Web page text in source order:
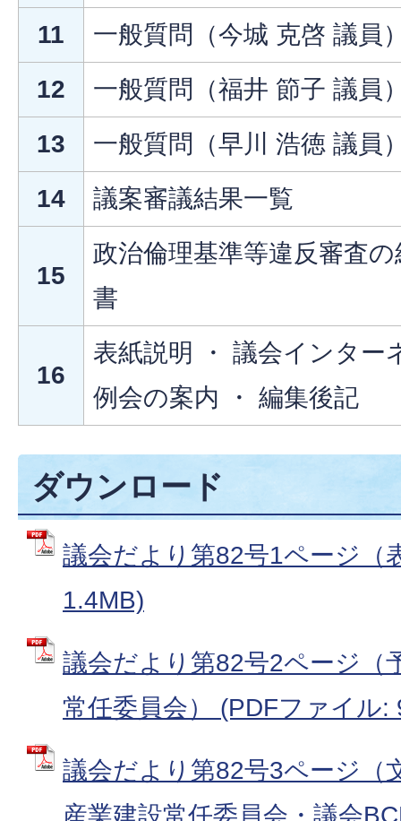
11
一般質問（今城 克啓 議員
12
一般質問（福井 節子 議員
13
一般質問（早川 浩徳 議員
14
議案審議結果一覧
15
政治倫理基準等違反審査
書
16
表紙説明 ・ 議会インター
例会の案内 ・ 編集後記
ダウンロード
議会だより第82号1ページ（
1.4MB)
議会だより第82号2ページ（
常任委員会） (PDFファイル:
議会だより第82号3ページ（
産業建設常任委員会・議会